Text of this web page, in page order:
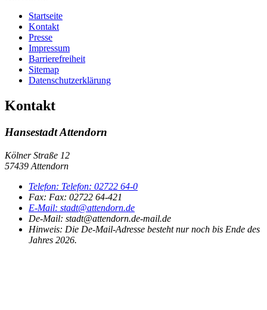
Startseite
Kontakt
Presse
Impressum
Barrierefreiheit
Sitemap
Datenschutzerklärung
Kontakt
Hansestadt Attendorn
Kölner Straße 12
57439 Attendorn
Telefon: Telefon: 02722 64-0
Fax: Fax: 02722 64-421
E-Mail: stadt@attendorn.de
De-Mail: stadt@attendorn.de-mail.de
Hinweis: Die De-Mail-Adresse besteht nur noch bis Ende des
Jahres 2026.